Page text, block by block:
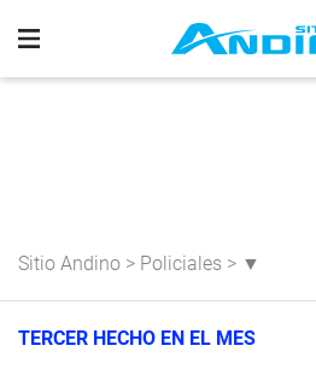
Sitio Andino > Policiales > ▼
TERCER HECHO EN EL MES